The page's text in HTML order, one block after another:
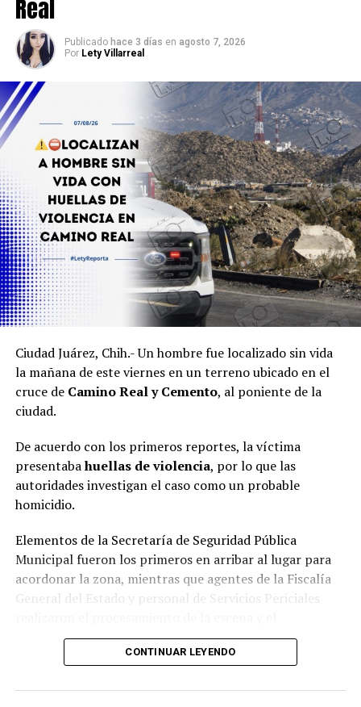
Real
Publicado hace 3 días en agosto 7, 2026
Por Lety Villarreal
Ciudad Juárez, Chih.- Un hombre fue localizado sin vida
la mañana de este viernes en un terreno ubicado en el
cruce de Camino Real y Cemento, al poniente de la
ciudad.
De acuerdo con los primeros reportes, la víctima
presentabahuellas de violencia, por lo que las
autoridades investigan el caso como un probable
homicidio.
Elementos de la Secretaría de Seguridad Pública
Municipal fueron los primeros en arribar al lugar para
acordonar la zona, mientras que agentes de la Fiscalía
General del Estado y personal de Servicios Periciales
levantamiento de evidencias.
revelada y las autoridades continúan con las
CONTINUAR LEYENDO